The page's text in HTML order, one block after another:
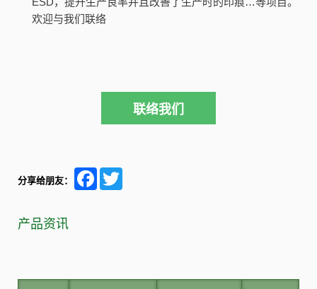
欢迎与我们联络
联络我们
分享给朋友：
Facebook
产品资讯